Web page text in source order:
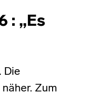
: „Es
Die
Zum